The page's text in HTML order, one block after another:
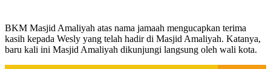
BKM Masjid Amaliyah atas nama jamaah mengucapkan terima
kasih kepada Wesly yang telah hadir di Masjid Amaliyah. Katanya,
baru kali ini Masjid Amaliyah dikunjungi langsung oleh wali kota.